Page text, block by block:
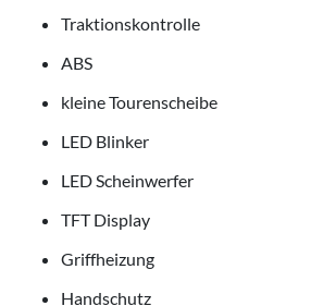
Traktionskontrolle
ABS
kleine Tourenscheibe
LED Blinker
LED Scheinwerfer
TFT Display
Griffheizung
Handschutz